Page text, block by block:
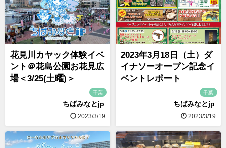
花見川カヤック体験イベ
ント＠花島公園お花見広
場＜3/25(土曜)＞
千葉
ちばみなとjp
2023/3/19
2023年3月18日（土）ダ
イナソーオープン記念イ
ベントレポート
千葉
ちばみなとjp
2023/3/19